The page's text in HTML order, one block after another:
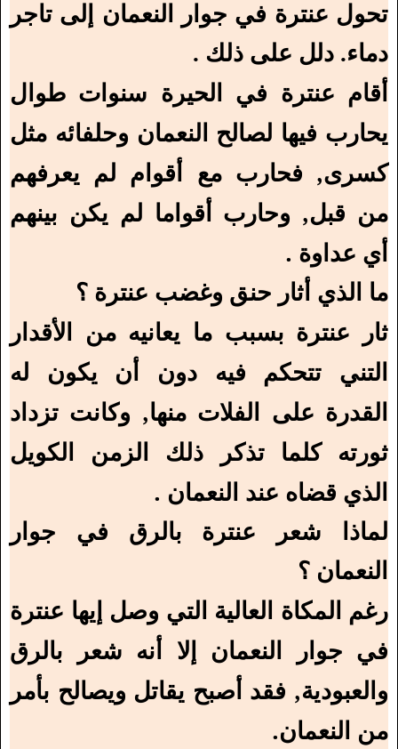
تحول عنترة في جوار النعمان إلى تاجر
دماء. دلل على ذلك .
أقام عنترة في الحيرة سنوات طوال
يحارب فيها لصالح النعمان وحلفائه مثل
كسرى, فحارب مع أقوام لم يعرفهم
من قبل, وحارب أقواما لم يكن بينهم
أي عداوة .
ما الذي أثار حنق وغضب عنترة ؟
ثار عنترة بسبب ما يعانيه من الأقدار
التني تتحكم فيه دون أن يكون له
القدرة على الفلات منها, وكانت تزداد
ثورته كلما تذكر ذلك الزمن الكويل
الذي قضاه عند النعمان .
لماذا شعر عنترة بالرق في جوار
النعمان ؟
رغم المكاة العالية التي وصل إيها عنترة
في جوار النعمان إلا أنه شعر بالرق
والعبودية, فقد أصبح يقاتل ويصالح بأمر
من النعمان.